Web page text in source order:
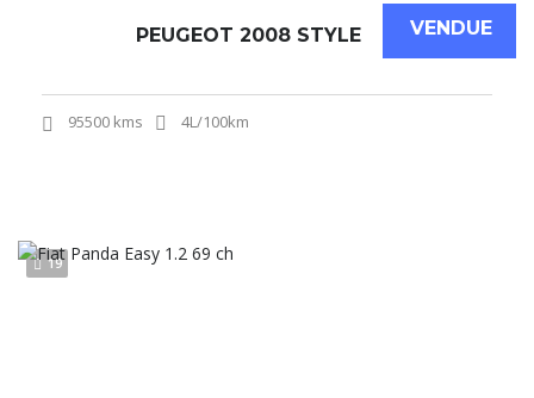
VENDUE
PEUGEOT 2008 STYLE
95500 kms 4L/100km
19